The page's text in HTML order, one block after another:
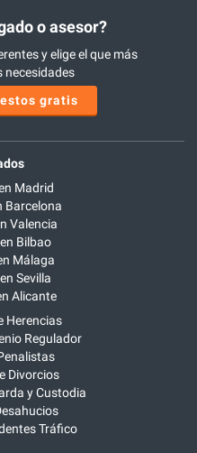
o asesor?
y elige el que más
necesidades
gratis
Madrid
Barcelona
Valencia
Bilbao
Málaga
Sevilla
Alicante
Herencias
Regulador
Divorcios
y Custodia
Tráfico